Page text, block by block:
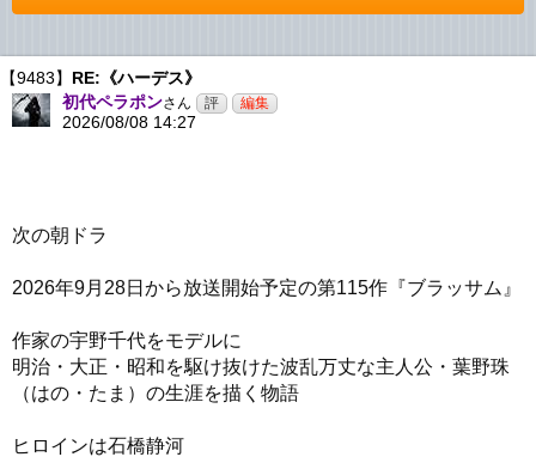
【9483】 RE:《ハーデス》
初代ペラポンさん
2026/08/08 14:27
次の朝ドラ
2026年9月28日から放送開始予定の第115作『ブラッサム』
作家の宇野千代をモデルに
明治・大正・昭和を駆け抜けた波乱万丈な主人公・葉野珠
（はの・たま）の生涯を描く物語
ヒロインは石橋静河